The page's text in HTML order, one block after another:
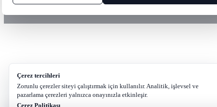
Çerez tercihleri
Zorunlu çerezler siteyi çalıştırmak için kullanılır. Analitik, işlevsel ve
pazarlama çerezleri yalnızca onayınızla etkinleşir.
Çerez Politikası